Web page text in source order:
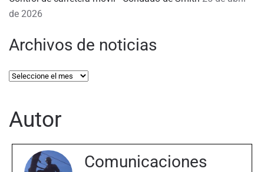
de 2026
Archivos de noticias
Archivos
Autor
Comunicaciones